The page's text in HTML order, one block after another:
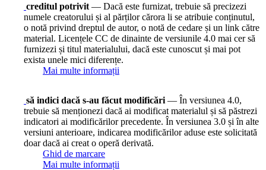
creditul potrivit — Dacă este furnizat, trebuie să precizezi
numele creatorului și al părților cărora li se atribuie conținutul,
o notă privind dreptul de autor, o notă de cedare și un link către
material. Licențele CC de dinainte de versiunile 4.0 mai cer să
furnizezi și titul materialului, dacă este cunoscut și mai pot
exista unele mici diferențe.
Mai multe informații
să indici dacă s-au făcut modificări — În versiunea 4.0,
trebuie să menționezi dacă ai modificat materialul și să păstrezi
indicatori ai modificărilor precedente. În versiunea 3.0 și în alte
versiuni anterioare, indicarea modificărilor aduse este solicitată
doar dacă ai creat o operă derivată.
Ghid de marcare
Mai multe informații